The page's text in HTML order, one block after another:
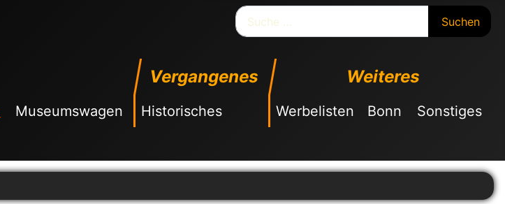
Suchen
Museumswagen
Vergangenes
Historisches
Weiteres
Werbelisten Bonn Sonstiges